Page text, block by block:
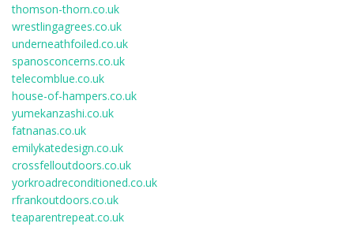
thomson-thorn.co.uk
wrestlingagrees.co.uk
underneathfoiled.co.uk
spanosconcerns.co.uk
telecomblue.co.uk
house-of-hampers.co.uk
yumekanzashi.co.uk
fatnanas.co.uk
emilykatedesign.co.uk
crossfelloutdoors.co.uk
yorkroadreconditioned.co.uk
rfrankoutdoors.co.uk
teaparentrepeat.co.uk